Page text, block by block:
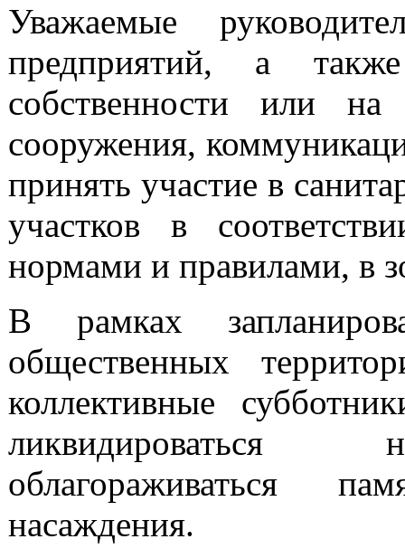
Уважаемые
предприятий, а
собственности или
сооружения,
принять участие в
участков в
нормами и правилами, в
В рамках
общественных
коллективные
ликвидироваться
облагораживаться
насаждения.